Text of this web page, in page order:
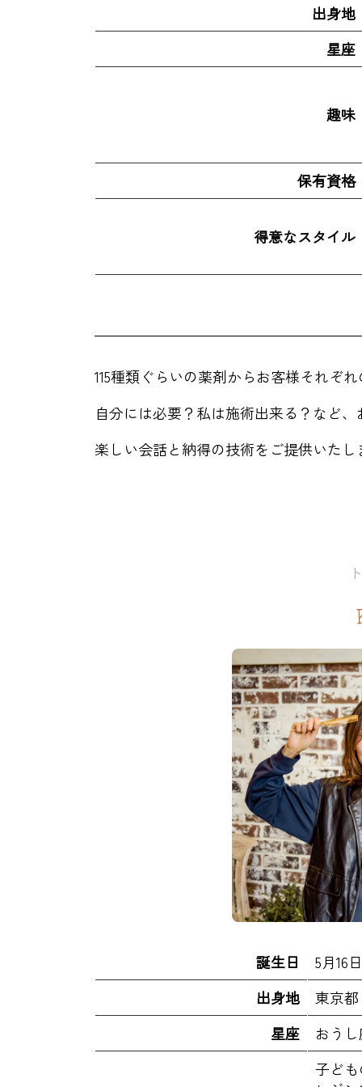
出身地
星座
趣味
保有資格
得意なスタイル
115種類ぐらいの薬剤からお客様それぞ
自分には必要？私は施術出来る？など
楽しい会話と納得の技術をご提供いたし
誕生日
5月16日
出身地
東京都
星座
おう
子ど